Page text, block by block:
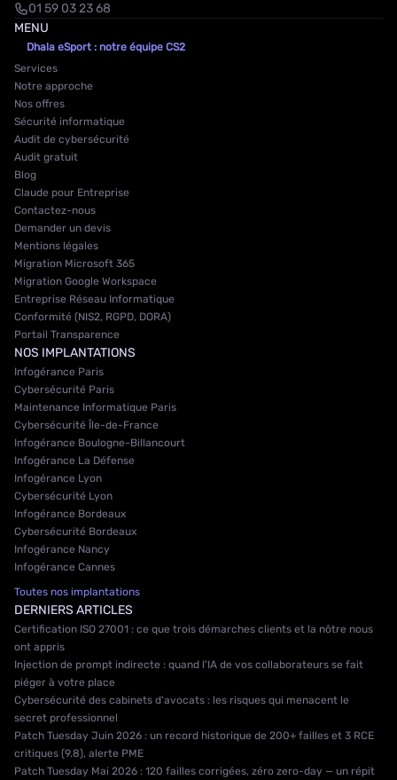
01 59 03 23 68
MENU
Dhala eSport : notre équipe CS2
Services
Notre approche
Nos offres
Sécurité informatique
Audit de cybersécurité
Audit gratuit
Blog
Claude pour Entreprise
Contactez-nous
Demander un devis
Mentions légales
Migration Microsoft 365
Migration Google Workspace
Entreprise Réseau Informatique
Conformité (NIS2, RGPD, DORA)
Portail Transparence
NOS IMPLANTATIONS
Infogérance Paris
Cybersécurité Paris
Maintenance Informatique Paris
Cybersécurité Île-de-France
Infogérance Boulogne-Billancourt
Infogérance La Défense
Infogérance Lyon
Cybersécurité Lyon
Infogérance Bordeaux
Cybersécurité Bordeaux
Infogérance Nancy
Infogérance Cannes
Toutes nos implantations
DERNIERS ARTICLES
Certification ISO 27001 : ce que trois démarches clients et la nôtre nous
ont appris
Injection de prompt indirecte : quand l'IA de vos collaborateurs se fait
piéger à votre place
Cybersécurité des cabinets d'avocats : les risques qui menacent le
secret professionnel
Patch Tuesday Juin 2026 : un record historique de 200+ failles et 3 RCE
critiques (9.8), alerte PME
Patch Tuesday Mai 2026 : 120 failles corrigées, zéro zero-day — un répit